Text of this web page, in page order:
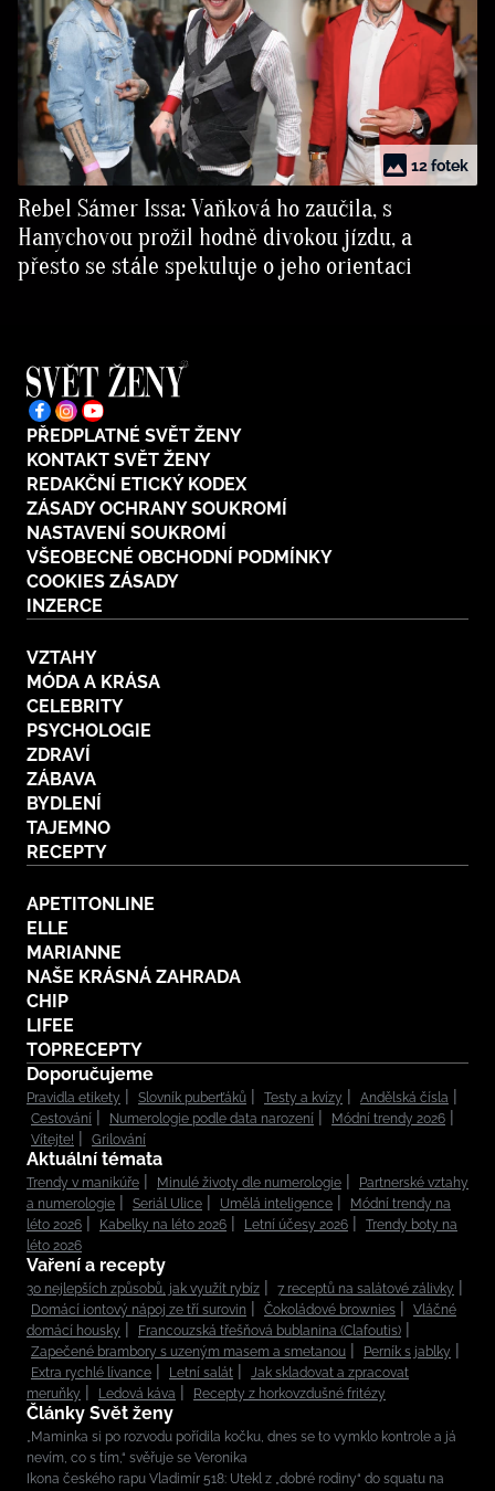
12 fotek
Rebel Sámer Issa: Vaňková ho zaučila, s
Hanychovou prožil hodně divokou jízdu, a
přesto se stále spekuluje o jeho orientaci
PŘEDPLATNÉ SVĚT ŽENY
KONTAKT SVĚT ŽENY
REDAKČNÍ ETICKÝ KODEX
ZÁSADY OCHRANY SOUKROMÍ
NASTAVENÍ SOUKROMÍ
VŠEOBECNÉ OBCHODNÍ PODMÍNKY
COOKIES ZÁSADY
INZERCE
VZTAHY
MÓDA A KRÁSA
CELEBRITY
PSYCHOLOGIE
ZDRAVÍ
ZÁBAVA
BYDLENÍ
TAJEMNO
RECEPTY
APETITONLINE
ELLE
MARIANNE
NAŠE KRÁSNÁ ZAHRADA
CHIP
LIFEE
TOPRECEPTY
Doporučujeme
Pravidla etikety Slovník puberťáků Testy a kvízy
Andělská čísla
Cestování
Numerologie podle data narození
Módní trendy 2026
Vítejte!
Grilování
Aktuální témata
Trendy v manikúře Minulé životy dle numerologie
Partnerské vztahy
a numerologie
Seriál Ulice Umělá inteligence
Módní trendy na
léto 2026
Kabelky na léto 2026 Letní účesy 2026
Trendy boty na
léto 2026
Vaření a recepty
30 nejlepších způsobů, jak využít rybíz
7 receptů na salátové zálivky
Domácí iontový nápoj ze tří surovin
Čokoládové brownies
Vláčné
domácí housky
Francouzská třešňová bublanina (Clafoutis)
Zapečené brambory s uzeným masem a smetanou
Perník s jablky
Extra rychlé lívance
Letní salát
Jak skladovat a zpracovat
meruňky
Ledová káva Recepty z horkovzdušné fritézy
Články Svět ženy
„Maminka si po rozvodu pořídila kočku, dnes se to vymklo kontrole a já
nevím, co s tím,“ svěřuje se Veronika
Ikona českého rapu Vladimír 518: Utekl z „dobré rodiny“ do squatu na